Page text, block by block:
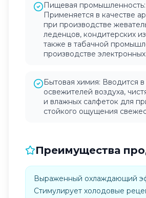
Пищевая промышленность:
Применяется в качестве
при производстве
леденцов, кондитерских
также в табачной
производстве электронных
Бытовая химия: Вводится
освежителей воздуха,
и влажных салфеток для
стойкого ощущения
Преимущества
Выраженный охлаждающий
Стимулирует холодовые